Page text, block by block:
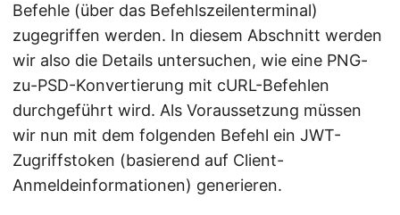
Befehle (über das Befehlszeilenterminal)
zugegriffen werden. In diesem Abschnitt werden
wir also die Details untersuchen, wie eine PNG-
zu-PSD-Konvertierung mit cURL-Befehlen
durchgeführt wird. Als Voraussetzung müssen
wir nun mit dem folgenden Befehl ein JWT-
Zugriffstoken (basierend auf Client-
Anmeldeinformationen) generieren.